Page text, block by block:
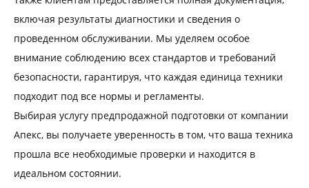
включая результаты диагностики и сведения о
проведенном обслуживании. Мы уделяем особое
внимание соблюдению всех стандартов и требований
безопасности, гарантируя, что каждая единица техники
подходит под все нормы и регламенты.
Выбирая услугу предпродажной подготовки от компании
Апекс, вы получаете уверенность в том, что ваша техника
прошла все необходимые проверки и находится в
идеальном состоянии.